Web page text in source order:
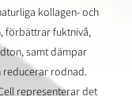
kollagen- och
förbättrar fuktnivå,
samt dämpar
reducerar rodnad.
representerar det